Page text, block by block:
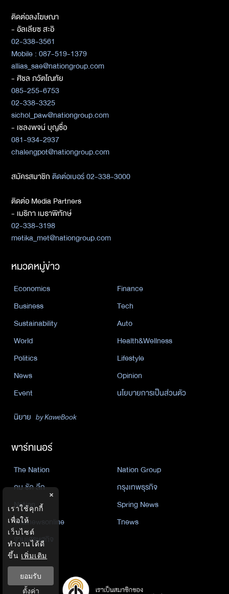
ติดต่อลงโฆษณา
- อัลเลียซ สะอิ
02-338-3561
Mobile : 087-519-1379
allias_sae@nationgroup.com
- ศิชล ภวัตโณทัย
085-255-6753
02-338-3325
sichol_paw@nationgroup.com
- เชลงพจน์ บุญซื่อ
081-934-2937
chalengpot@nationgroup.com
สมัครสมาชิกติดต่อเบอร์ 02-338-3000
ติดต่อ Media Partners
- เมธิกา เมธาพิทักษ์
02-338-3198
metika_met@nationgroup.com
หมวดหมู่ข่าว
Economics
Finance
Business
Tech
Sustainability
Auto
World
Health&Wellness
Politics
Lifestyle
News
Opinion
Event
นโยบายการเป็นส่วนตัว
นิยาย by KaweBook
พาร์ทเนอร์
The Nation
Nation Group
คม ชัด ลึก
กรุงเทพธุรกิจ
Nation
Spring News
Thainewsonline
Tnews
ฐานเศรษฐกิจ
×
เราใช้คุกกี้
เพื่อให้
เว็บไซต์
ทำงานได้ดี
ขึ้น เพิ่มเติม
ยอมรับ
ตั้งค่า